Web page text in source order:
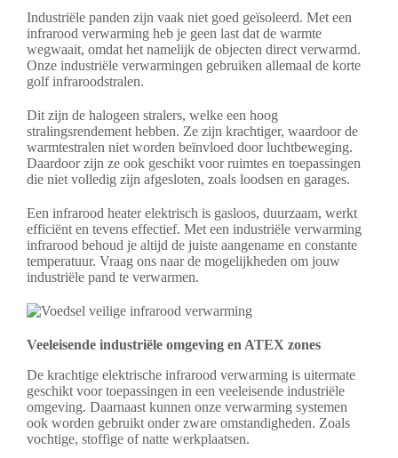
Industriële panden zijn vaak niet goed geïsoleerd. Met een
infrarood verwarming heb je geen last dat de warmte
wegwaait, omdat het namelijk de objecten direct verwarmd.
Onze industriële verwarmingen gebruiken allemaal de korte
golf infraroodstralen.
Dit zijn de halogeen stralers, welke een hoog
stralingsrendement hebben. Ze zijn krachtiger, waardoor de
warmtestralen niet worden beïnvloed door luchtbeweging.
Daardoor zijn ze ook geschikt voor ruimtes en toepassingen
die niet volledig zijn afgesloten, zoals loodsen en garages.
Een infrarood heater elektrisch is gasloos, duurzaam, werkt
efficiënt en tevens effectief. Met een industriële verwarming
infrarood behoud je altijd de juiste aangename en constante
temperatuur. Vraag ons naar de mogelijkheden om jouw
industriële pand te verwarmen.
Veeleisende industriële omgeving en ATEX zones
De krachtige elektrische infrarood verwarming is uitermate
geschikt voor toepassingen in een veeleisende industriële
omgeving. Daarnaast kunnen onze verwarming systemen
ook worden gebruikt onder zware omstandigheden. Zoals
vochtige, stoffige of natte werkplaatsen.